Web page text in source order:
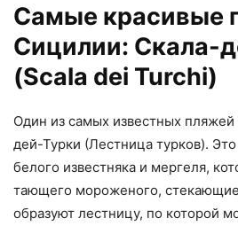
Самые красивые
Сицилии: Скала-
(Scala dei Turchi)
Один из самых известных
дей-Турки (Лестница турков).
белого известняка и мергеля,
тающего мороженого,
образуют лестницу, по которой